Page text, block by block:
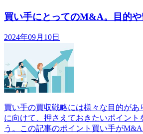
買い手にとってのM&A。目的や
2024年09月10日
買い手の買収戦略には様々な目的が
に向けて、押さえておきたいポイント
う。この記事のポイント買い手が